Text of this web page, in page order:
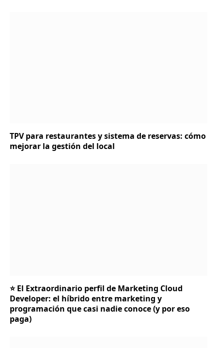
TPV para restaurantes y sistema de reservas: cómo
mejorar la gestión del local
⭐ El Extraordinario perfil de Marketing Cloud
Developer: el híbrido entre marketing y
programación que casi nadie conoce (y por eso
paga)